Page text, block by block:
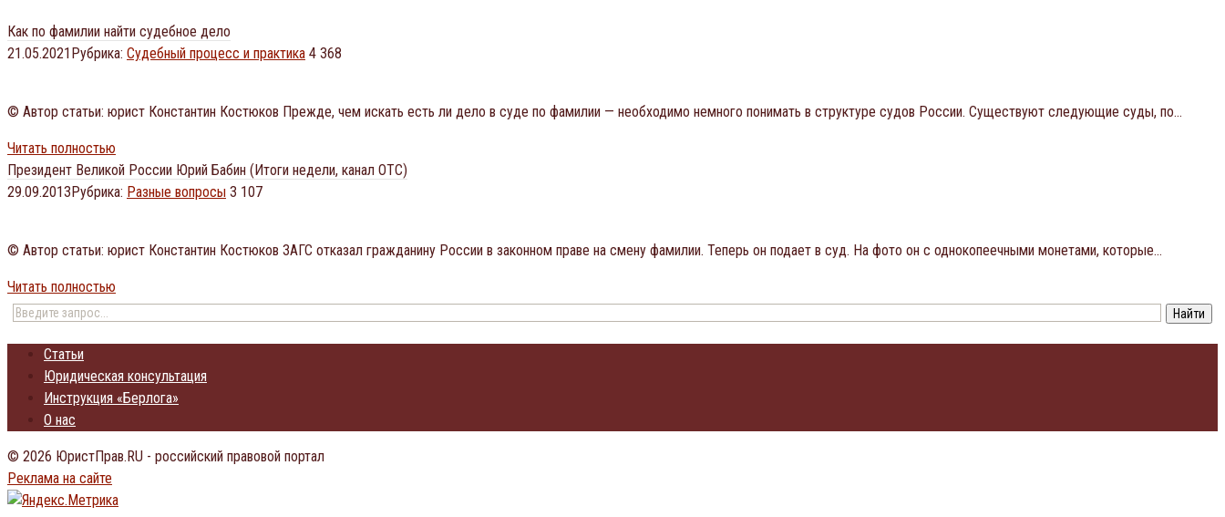
Как по фамилии найти судебное дело
21.05.2021Рубрика: Судебный процесс и практика 4 368
© Автор статьи: юрист Константин Костюков Прежде, чем искать есть ли дело в суде по фамилии — необходимо немного понимать в структуре судов России. Существуют следующие суды, по…
Читать полностью
Президент Великой России Юрий Бабин (Итоги недели, канал ОТС)
29.09.2013Рубрика: Разные вопросы 3 107
© Автор статьи: юрист Константин Костюков ЗАГС отказал гражданину России в законном праве на смену фамилии. Теперь он подает в суд. На фото он с однокопеечными монетами, которые…
Читать полностью
Статьи
Юридическая консультация
Инструкция «Берлога»
О нас
© 2026 ЮристПрав.RU - российский правовой портал
Реклама на сайте